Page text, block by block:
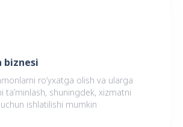
biznesi
ro‘yxatga olish va ularga
ta’minlash, shuningdek, xizmatni
ishlatilishi mumkin